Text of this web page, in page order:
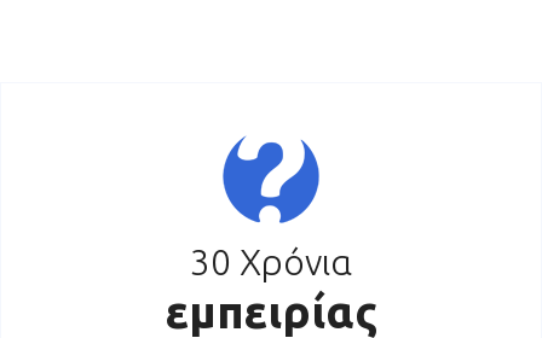
30 Χρόνια
εμπειρίας